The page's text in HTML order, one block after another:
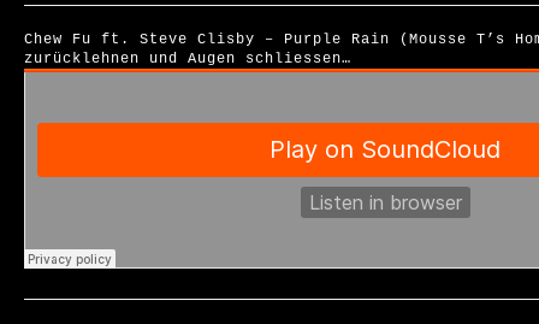
Chew Fu ft. Steve Clisby – Purple Rain (Mousse T’s
zurücklehnen und Augen schliessen…